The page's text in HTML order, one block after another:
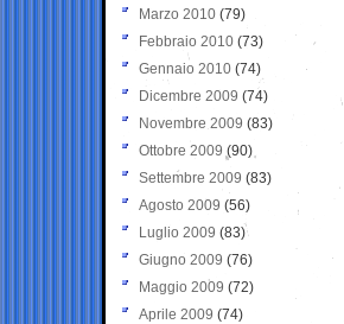
Marzo 2010 (79)
Febbraio 2010 (73)
Gennaio 2010 (74)
Dicembre 2009 (74)
Novembre 2009 (83)
Ottobre 2009 (90)
Settembre 2009 (83)
Agosto 2009 (56)
Luglio 2009 (83)
Giugno 2009 (76)
Maggio 2009 (72)
Aprile 2009 (74)